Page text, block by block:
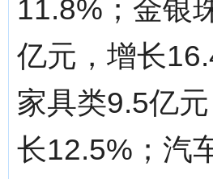
11.8%；金银
亿元，增长
家具类9.5亿
长12.5%；汽